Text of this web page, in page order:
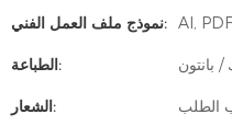
نموذج ملف العمل الفني: AI, PDF
الطباعة: بانتون
الشعار: الطلب